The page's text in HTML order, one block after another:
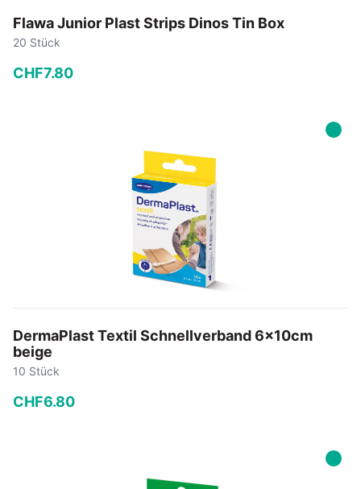
Flawa Junior Plast Strips Dinos Tin Box
20 Stück
CHF7.80
In den Warenkorb
DermaPlast Textil Schnellverband 6x10cm
beige
10 Stück
CHF6.80
In den Warenkorb